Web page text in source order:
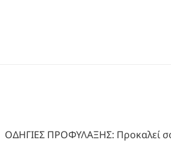
ΟΔΗΓΙΕΣ ΠΡΟΦΥΛΑΞΗΣ: Προκαλεί